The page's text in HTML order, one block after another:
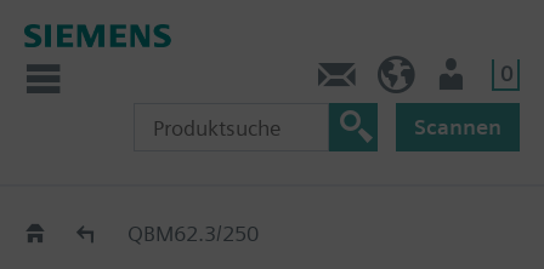
0
Scannen
Old2NewQBM62.3/250